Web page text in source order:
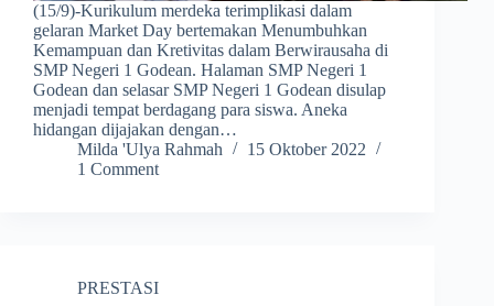
(15/9)-Kurikulum merdeka terimplikasi dalam
gelaran Market Day bertemakan Menumbuhkan
Kemampuan dan Kretivitas dalam Berwirausaha di
SMP Negeri 1 Godean. Halaman SMP Negeri 1
Godean dan selasar SMP Negeri 1 Godean disulap
menjadi tempat berdagang para siswa. Aneka
hidangan dijajakan dengan…
Milda 'Ulya Rahmah
15 Oktober 2022
1 Comment
PRESTASI